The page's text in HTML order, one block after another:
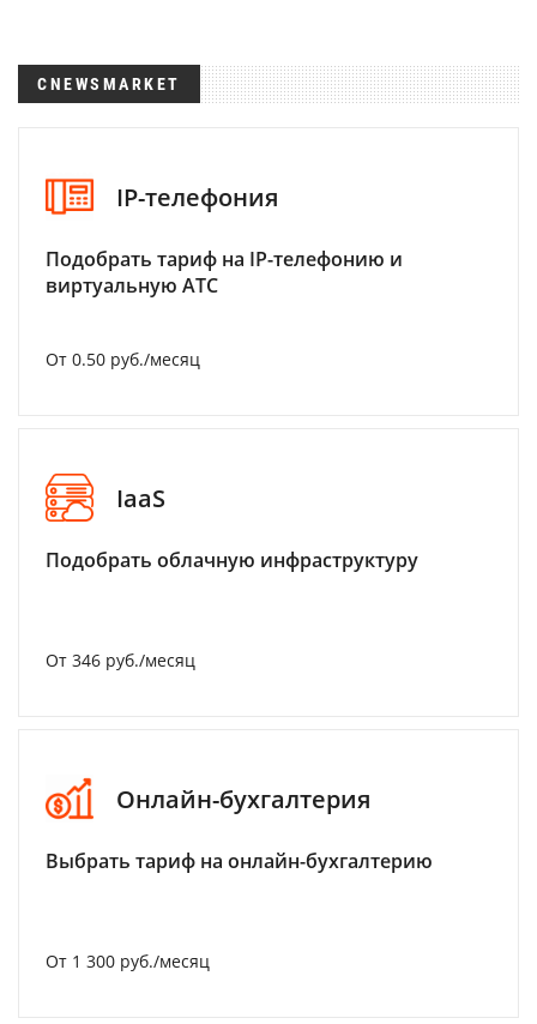
CNEWSMARKET
IP-телефония
Подобрать тариф на IP-телефонию и
виртуальную АТС
От 0.50 руб./месяц
IaaS
Подобрать облачную инфраструктуру
От 346 руб./месяц
Онлайн-бухгалтерия
Выбрать тариф на онлайн-бухгалтерию
От 1 300 руб./месяц